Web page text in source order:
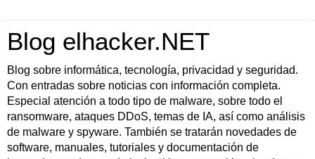
Blog elhacker.NET
Blog sobre informática, tecnología, privacidad y seguridad.
Con entradas sobre noticias con información completa.
Especial atención a todo tipo de malware, sobre todo el
ransomware, ataques DDoS, temas de IA, así como análisis
de malware y spyware. También se tratarán novedades de
software, manuales, tutoriales y documentación de